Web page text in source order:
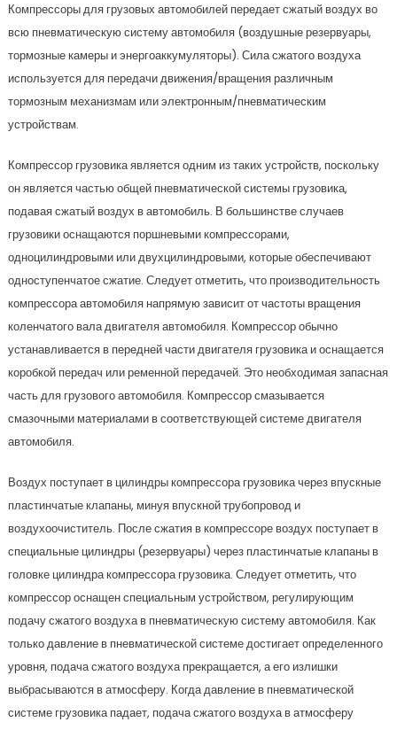
Компрессоры для грузовых автомобилей передает сжатый воздух во
всю пневматическую систему автомобиля (воздушные резервуары,
тормозные камеры и энергоаккумуляторы). Сила сжатого воздуха
используется для передачи движения/вращения различным
тормозным механизмам или электронным/пневматическим
устройствам.
Компрессор грузовика является одним из таких устройств, поскольку
он является частью общей пневматической системы грузовика,
подавая сжатый воздух в автомобиль. В большинстве случаев
грузовики оснащаются поршневыми компрессорами,
одноцилиндровыми или двухцилиндровыми, которые обеспечивают
одноступенчатое сжатие. Следует отметить, что производительность
компрессора автомобиля напрямую зависит от частоты вращения
коленчатого вала двигателя автомобиля. Компрессор обычно
устанавливается в передней части двигателя грузовика и оснащается
коробкой передач или ременной передачей. Это необходимая запасная
часть для грузового автомобиля. Компрессор смазывается
смазочными материалами в соответствующей системе двигателя
автомобиля.
Воздух поступает в цилиндры компрессора грузовика через впускные
пластинчатые клапаны, минуя впускной трубопровод и
воздухоочиститель. После сжатия в компрессоре воздух поступает в
специальные цилиндры (резервуары) через пластинчатые клапаны в
головке цилиндра компрессора грузовика. Следует отметить, что
компрессор оснащен специальным устройством, регулирующим
подачу сжатого воздуха в пневматическую систему автомобиля. Как
только давление в пневматической системе достигает определенного
уровня, подача сжатого воздуха прекращается, а его излишки
выбрасываются в атмосферу. Когда давление в пневматической
системе грузовика падает, подача сжатого воздуха в атмосферу